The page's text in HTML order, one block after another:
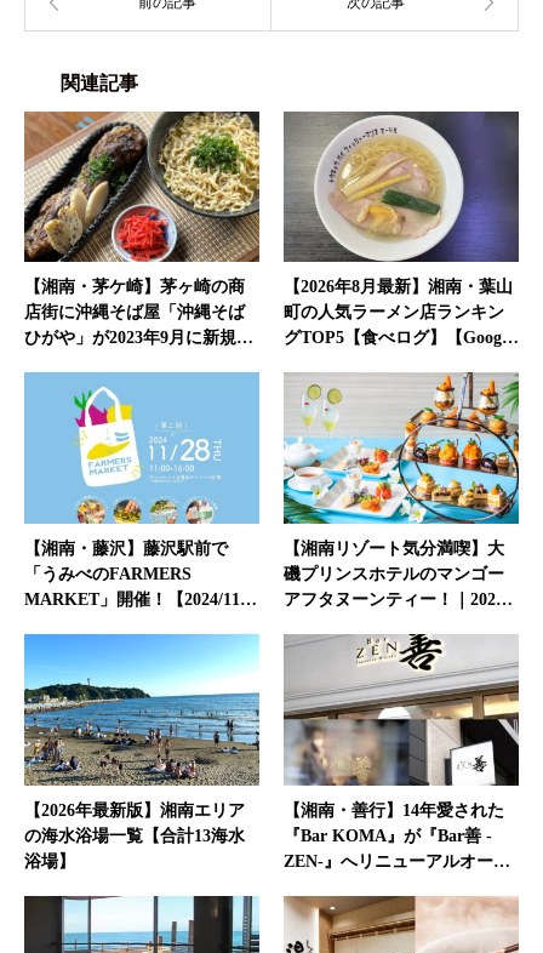
関連記事
【湘南・茅ケ崎】茅ヶ崎の商
店街に沖縄そば屋「沖縄そば
ひがや」が2023年9月に新規…
【2026年8月最新】湘南・葉山
町の人気ラーメン店ランキン
グTOP5【食べログ】【Goog…
【湘南・藤沢】藤沢駅前で
「うみべのFARMERS
MARKET」開催！【2024/11…
【湘南リゾート気分満喫】大
磯プリンスホテルのマンゴー
アフタヌーンティー！｜202…
【2026年最新版】湘南エリア
の海水浴場一覧【合計13海水
浴場】
【湘南・善行】14年愛された
『Bar KOMA』が『Bar善 -
ZEN-』へリニューアルオー…